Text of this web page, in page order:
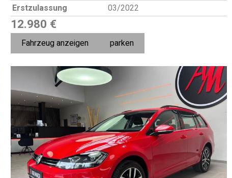
Erstzulassung
03/2022
12.980 €
Fahrzeug anzeigen parken